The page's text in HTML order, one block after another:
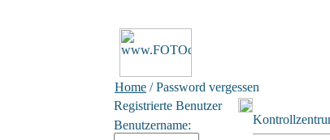
Home / Password vergessen
Registrierte Benutzer
Benutzername: